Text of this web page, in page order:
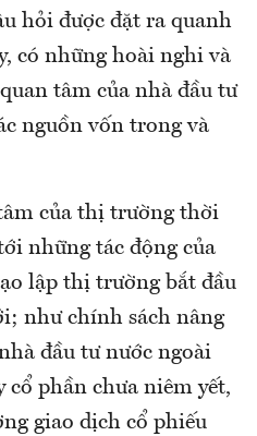
hỏi được đặt ra quanh
có những hoài nghi và
tâm của nhà đầu tư
nguồn vốn trong và
của thị trường thời
những tác động của
lập thị trường bắt đầu
như chính sách nâng
đầu tư nước ngoài
cổ phần chưa niêm yết,
giao dịch cổ phiếu